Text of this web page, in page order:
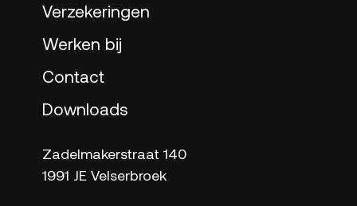
Verzekeringen
Werken bij
Contact
Downloads
Zadelmakerstraat 140
1991 JE Velserbroek